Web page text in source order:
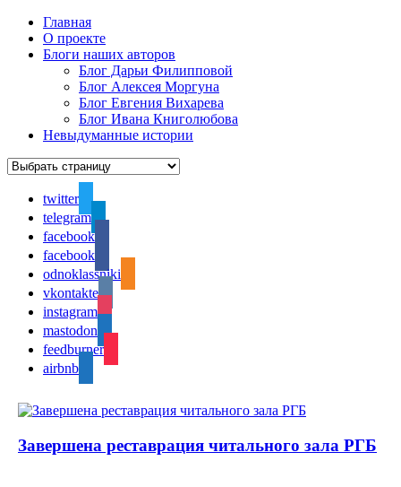
Главная
О проекте
Блоги наших авторов
Блог Дарьи Филипповой
Блог Алексея Моргуна
Блог Евгения Вихарева
Блог Ивана Книголюбова
Невыдуманные истории
twitter
telegram
facebook
facebook
odnoklassniki
vkontakte
instagram
mastodon
feedburner
airbnb
Завершена реставрация читального зала РГБ